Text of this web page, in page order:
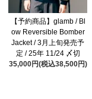
【予約商品】glamb / Bl
ow Reversible Bomber
Jacket / 3月上旬発売予
定 / 25年 11/24 〆切
35,000円(税込38,500円)